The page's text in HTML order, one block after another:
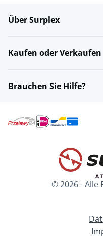
Über Surplex
Kaufen oder Verkaufen
Brauchen Sie Hilfe?
© 2026 - Alle